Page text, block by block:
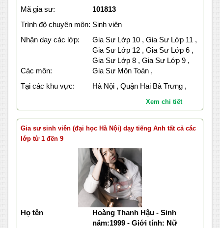
Mã gia sư:
101813
Trình độ chuyên môn: Sinh viên
Nhận dạy các lớp:
Gia Sư Lớp 10 , Gia Sư Lớp 11 ,
Gia Sư Lớp 12 , Gia Sư Lớp 6 ,
Gia Sư Lớp 8 , Gia Sư Lớp 9 ,
Các môn:
Gia Sư Môn Toán ,
Tại các khu vực:
Hà Nội , Quận Hai Bà Trưng ,
Xem chi tiết
Gia sư sinh viên (đại học Hà Nội) dạy tiếng Anh tất cả các
lớp từ 1 đến 9
Họ tên
Hoàng Thanh Hậu - Sinh
năm:1999 - Giới tính: Nữ